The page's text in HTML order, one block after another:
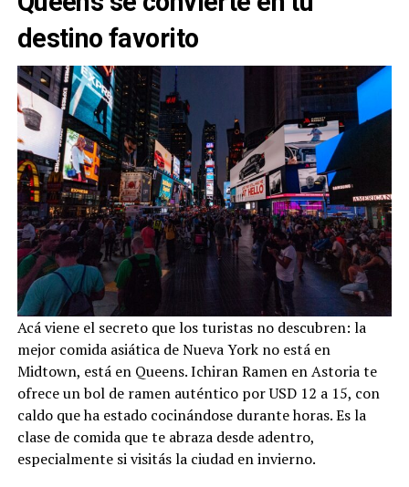
destino favorito
Acá viene el secreto que los turistas no descubren: la
mejor comida asiática de Nueva York no está en
Midtown, está en Queens. Ichiran Ramen en Astoria te
ofrece un bol de ramen auténtico por USD 12 a 15, con
caldo que ha estado cocinándose durante horas. Es la
clase de comida que te abraza desde adentro,
especialmente si visitás la ciudad en invierno.